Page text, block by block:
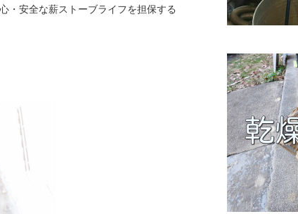
・安全な薪ストーブライフを担保する